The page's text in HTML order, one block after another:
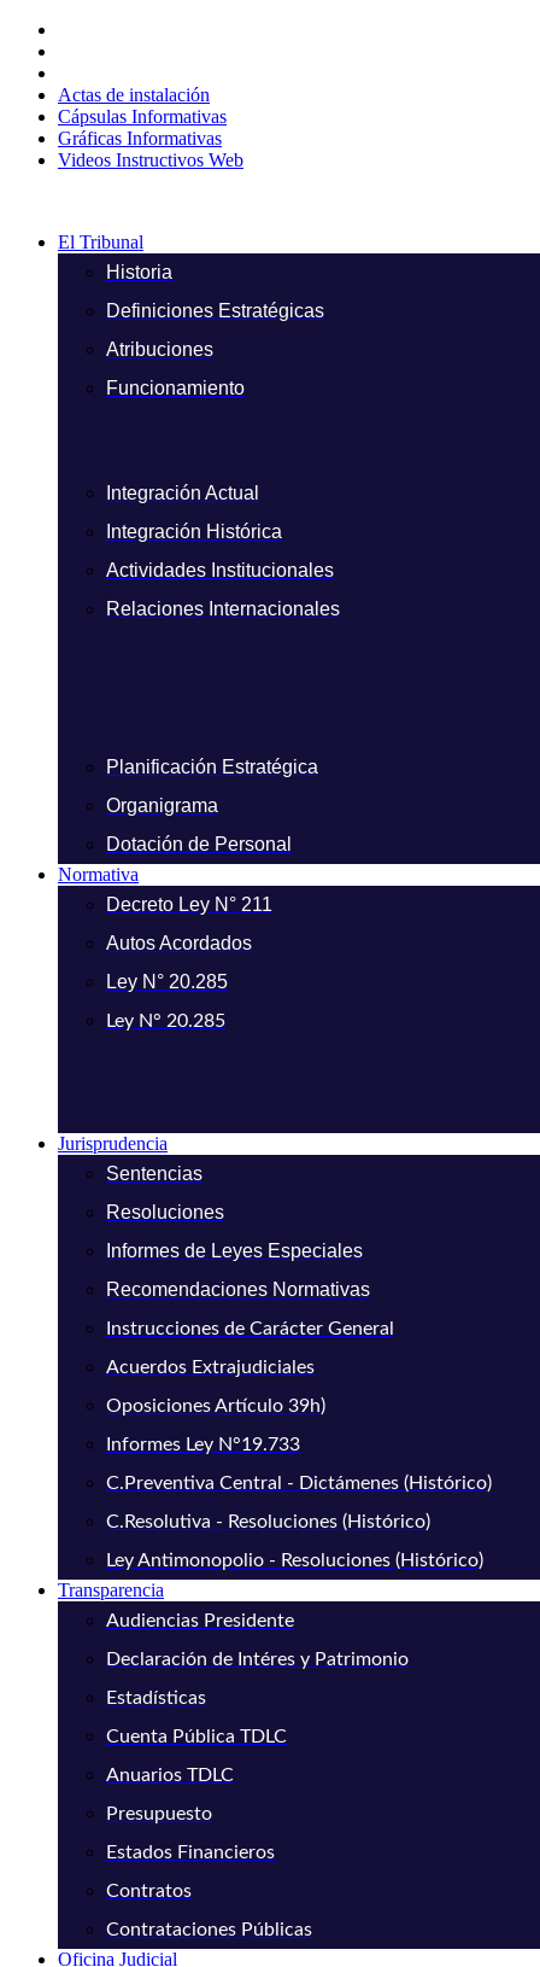
contenido
Actas de instalación
Cápsulas Informativas
Gráficas Informativas
Videos Instructivos Web
El Tribunal
Historia
Definiciones Estratégicas
Atribuciones
Funcionamiento
Integración Actual
Integración Histórica
Actividades Institucionales
Relaciones Internacionales
Planificación Estratégica
Organigrama
Dotación de Personal
Normativa
Decreto Ley N° 211
Autos Acordados
Ley N° 20.285
Ley N° 20.285
Jurisprudencia
Sentencias
Resoluciones
Informes de Leyes Especiales
Recomendaciones Normativas
Instrucciones de Carácter General
Acuerdos Extrajudiciales
Oposiciones Artículo 39h)
Informes Ley N°19.733
C.Preventiva Central - Dictámenes (Histórico)
C.Resolutiva - Resoluciones (Histórico)
Ley Antimonopolio - Resoluciones (Histórico)
Transparencia
Audiencias Presidente
Declaración de Intéres y Patrimonio
Estadísticas
Cuenta Pública TDLC
Anuarios TDLC
Presupuesto
Estados Financieros
Contratos
Contrataciones Públicas
Oficina Judicial